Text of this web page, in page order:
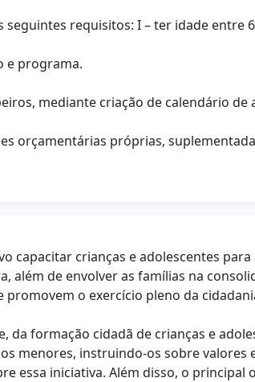
requisitos: I – ter idade entre
e programa.
mediante criação de calendário de
orçamentárias próprias,
capacitar crianças e adolescentes
além de envolver as famílias na
o exercício pleno da
da formação cidadã de crianças e
menores, instruindo-os sobre valores
essa iniciativa. Além disso, o principal